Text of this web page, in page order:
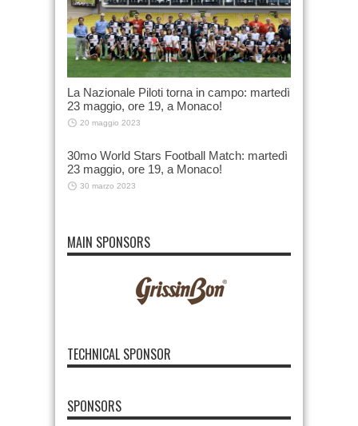
La Nazionale Piloti torna in campo: martedì
23 maggio, ore 19, a Monaco!
20 maggio 2023
30mo World Stars Football Match: martedì
23 maggio, ore 19, a Monaco!
30 marzo 2023
MAIN SPONSORS
TECHNICAL SPONSOR
SPONSORS